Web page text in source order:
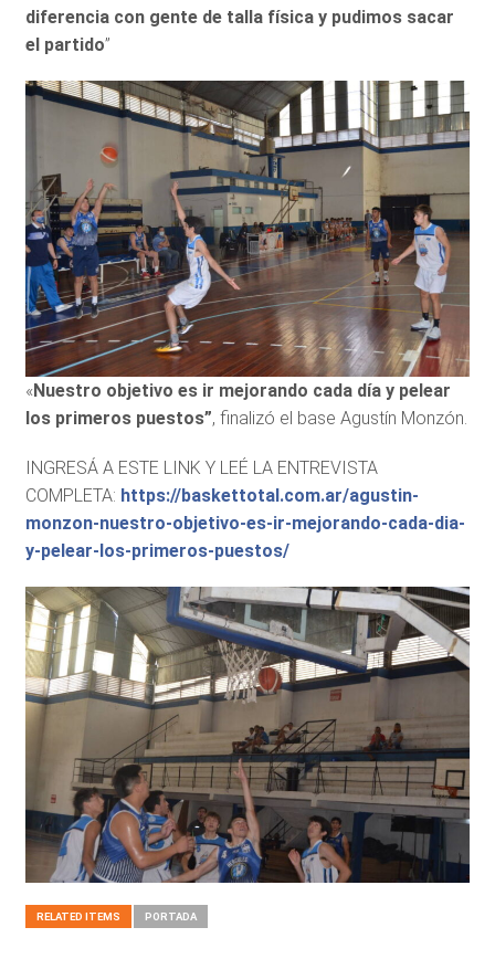
diferencia con gente de talla física y pudimos sacar
el partido”
«Nuestro objetivo es ir mejorando cada día y pelear
los primeros puestos”, finalizó el base Agustín Monzón.
INGRESÁ A ESTE LINK Y LEÉ LA ENTREVISTA
COMPLETA: https://baskettotal.com.ar/agustin-
monzon-nuestro-objetivo-es-ir-mejorando-cada-dia-
y-pelear-los-primeros-puestos/
RELATED ITEMS PORTADA